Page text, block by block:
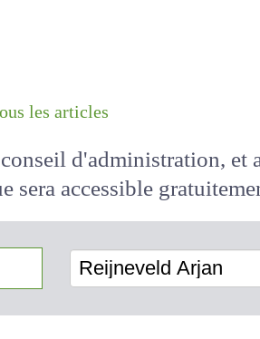
conseil d'administration,
sera accessible
Reijneveld Arjan